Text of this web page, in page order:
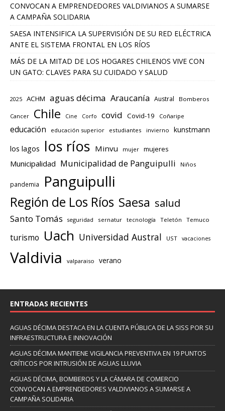
CONVOCAN A EMPRENDEDORES VALDIVIANOS A SUMARSE
A CAMPAÑA SOLIDARIA
SAESA INTENSIFICA LA SUPERVISIÓN DE SU RED ELÉCTRICA
ANTE EL SISTEMA FRONTAL EN LOS RÍOS
MÁS DE LA MITAD DE LOS HOGARES CHILENOS VIVE CON
UN GATO: CLAVES PARA SU CUIDADO Y SALUD
2025 ACHM aguas décima Araucanía Austral Bomberos
Cancer Chile Cine Corfo covid Covid-19 Coñaripe
educación educación superior estudiantes invierno kunstmann
los lagos los ríos Minvu mujer mujeres
Municipalidad Municipalidad de Panguipulli Niños
pandemia Panguipulli
Región de Los Ríos Saesa salud
Santo Tomás seguridad sernatur tecnología Teletón Temuco
turismo Uach Universidad Austral UST vacaciones
Valdivia valparaiso verano
ENTRADAS RECIENTES
AGUAS DÉCIMA DESTACA EN LA CUENTA PÚBLICA DE LA SISS POR SU
INFRAESTRUCTURA E INNOVACIÓN
AGUAS DÉCIMA MANTIENE VIGILANCIA PREVENTIVA EN 19 PUNTOS
CRÍTICOS POR INTRUSIÓN DE AGUAS LLUVIA
AGUAS DÉCIMA, BOMBEROS Y LA CÁMARA DE COMERCIO
CONVOCAN A EMPRENDEDORES VALDIVIANOS A SUMARSE A
CAMPAÑA SOLIDARIA